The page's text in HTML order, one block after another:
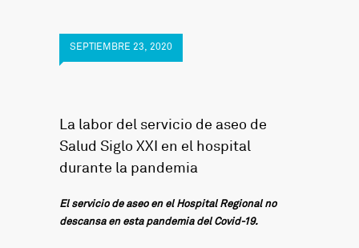
SEPTIEMBRE 23, 2020
La labor del servicio de aseo de
Salud Siglo XXI en el hospital
durante la pandemia
El servicio de aseo en el Hospital Regional no
descansa en esta pandemia del Covid-19.